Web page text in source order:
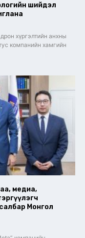
шийдэл
хүргэлтийн анхны
компанийн хамгийн
медиа,
Монгол